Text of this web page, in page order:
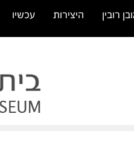
רובין היצירות עכשיו